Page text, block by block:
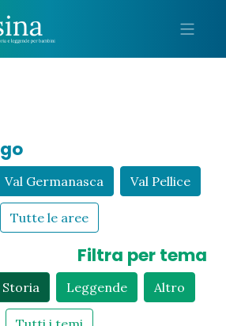
Val Germanasca Val Pellice
Tutte le aree
Filtra per tema
Storia Leggende Altro